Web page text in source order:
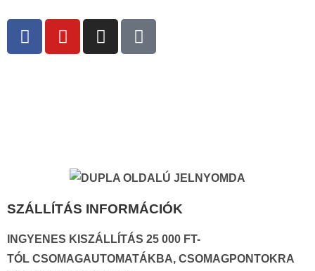
SZÁLLÍTÁS INFORMÁCIÓK
INGYENES KISZÁLLÍTÁS 25 000 FT-
TÓL CSOMAGAUTOMATÁKBA, CSOMAGPONTOKRA